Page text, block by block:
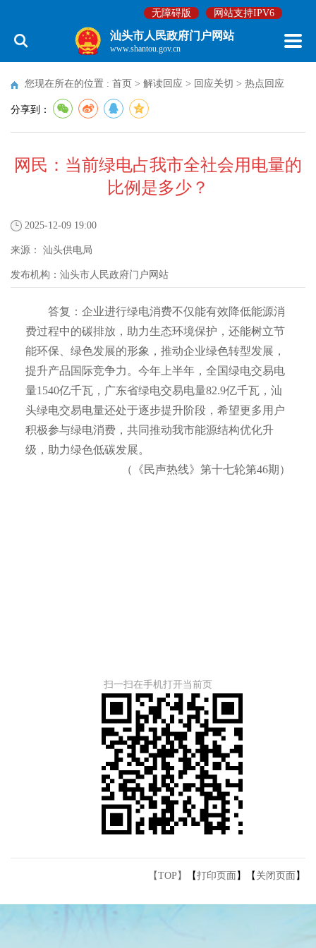
无障碍版 网站支持IPV6
汕头市人民政府门户网站
www.shantou.gov.cn
您现在所在的位置 : 首页 > 解读回应 > 回应关切 > 热点回应
分享到：
网民：当前绿电占我市全社会用电量的
比例是多少？
2025-12-09 19:00
来源： 汕头供电局
发布机构： 汕头市人民政府门户网站
答复：企业进行绿电消费不仅能有效降低能源消
费过程中的碳排放，助力生态环境保护，还能树立节
能环保、绿色发展的形象，推动企业绿色转型发展，
提升产品国际竞争力。今年上半年，全国绿电交易电
量1540亿千瓦，广东省绿电交易电量82.9亿千瓦，汕
头绿电交易电量还处于逐步提升阶段，希望更多用户
积极参与绿电消费，共同推动我市能源结构优化升
级，助力绿色低碳发展。
（《民声热线》第十七轮第46期）
扫一扫在手机打开当前页
【TOP】 【打印页面 】【 关闭页面 】